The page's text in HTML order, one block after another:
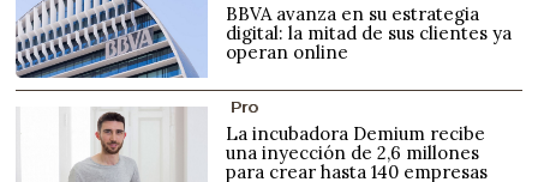
BBVA avanza en su estrategia
digital: la mitad de sus clientes ya
operan online
Pro
La incubadora Demium recibe
una inyección de 2,6 millones
para crear hasta 140 empresas